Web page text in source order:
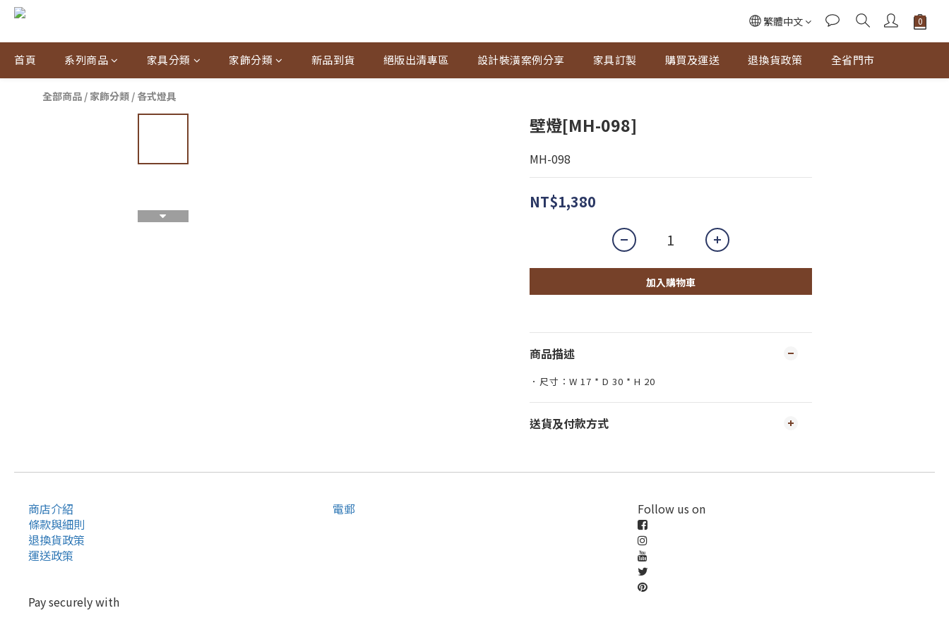
繁體中文
首頁 系列商品 家具分類 家飾分類 新品到貨 絕版出清專區 設計裝潢案例分享 家具訂製 購買及運送 退換貨政策 全省門市
全部商品 / 家飾分類 / 各式燈具
壁燈[MH-098]
MH-098
NT$1,380
加入購物車
商品描述
．尺寸：W 17 * D 30 * H 20
送貨及付款方式
商店介紹
條款與細則
退換貨政策
運送政策
電郵 Follow us on
Pay securely with